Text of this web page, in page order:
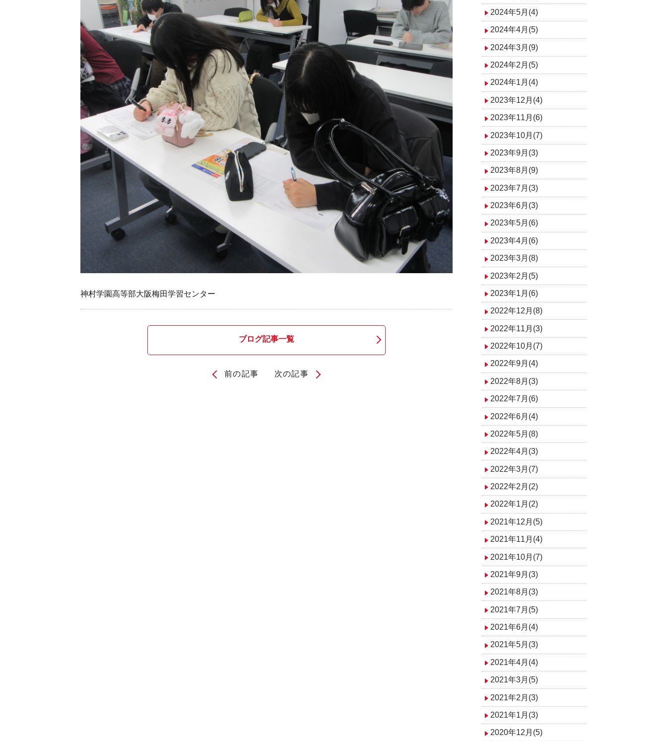
神村学園高等部大阪梅田学習センター
ブログ記事一覧
前の記事 次の記事
2024年5月(4)
2024年4月(5)
2024年3月(9)
2024年2月(5)
2024年1月(4)
2023年12月(4)
2023年11月(6)
2023年10月(7)
2023年9月(3)
2023年8月(9)
2023年7月(3)
2023年6月(3)
2023年5月(6)
2023年4月(6)
2023年3月(8)
2023年2月(5)
2023年1月(6)
2022年12月(8)
2022年11月(3)
2022年10月(7)
2022年9月(4)
2022年8月(3)
2022年7月(6)
2022年6月(4)
2022年5月(8)
2022年4月(3)
2022年3月(7)
2022年2月(2)
2022年1月(2)
2021年12月(5)
2021年11月(4)
2021年10月(7)
2021年9月(3)
2021年8月(3)
2021年7月(5)
2021年6月(4)
2021年5月(3)
2021年4月(4)
2021年3月(5)
2021年2月(3)
2021年1月(3)
2020年12月(5)